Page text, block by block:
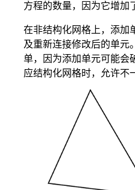
方程的数量，因为它增加
在非结构化网格上，添加
及重新连接修改后的单元
单，因为添加单元可能会
应结构化网格时，允许不